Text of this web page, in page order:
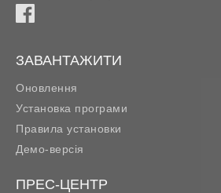
ЗАВАНТАЖИТИ
Оновлення
Установка програми
Правила установки
Демо-версія
ПРЕС-ЦЕНТР